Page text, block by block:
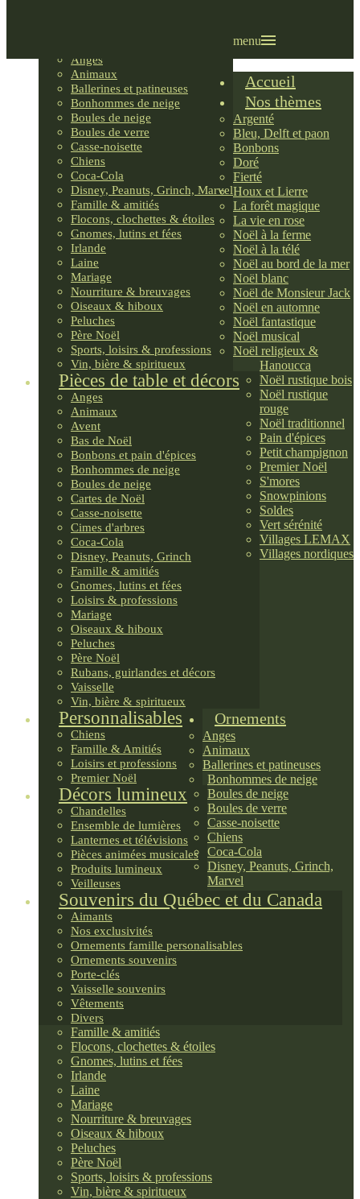
Anges
Animaux
Ballerines et patineuses
Bonhommes de neige
Boules de neige
Boules de verre
Casse-noisette
Chiens
Coca-Cola
Disney, Peanuts, Grinch, Marvel
Famille & amitiés
Flocons, clochettes & étoiles
Gnomes, lutins et fées
Irlande
Laine
Mariage
Nourriture & breuvages
Oiseaux & hiboux
Peluches
Père Noël
Sports, loisirs & professions
Vin, bière & spiritueux
Pièces de table et décors
Anges
Animaux
Avent
Bas de Noël
Bonbons et pain d'épices
Bonhommes de neige
Boules de neige
Cartes de Noël
Casse-noisette
Cimes d'arbres
Coca-Cola
Disney, Peanuts, Grinch
Famille & amitiés
Gnomes, lutins et fées
Loisirs & professions
Mariage
Oiseaux & hiboux
Peluches
Père Noël
Rubans, guirlandes et décors
Vaisselle
Vin, bière & spiritueux
Personnalisables
Chiens
Famille & Amitiés
Loisirs et professions
Premier Noël
Décors lumineux
Chandelles
Ensemble de lumières
Lanternes et télévisions
Pièces animées musicales
Produits lumineux
Veilleuses
Souvenirs du Québec et du Canada
Aimants
Nos exclusivités
Ornements famille personalisables
Ornements souvenirs
Porte-clés
Vaisselle souvenirs
Vêtements
Divers
menu
Accueil
Nos thèmes
Argenté
Bleu, Delft et paon
Bonbons
Doré
Fierté
Houx et Lierre
La forêt magique
La vie en rose
Noël à la ferme
Noël à la télé
Noël au bord de la mer
Noël blanc
Noël de Monsieur Jack
Noël en automne
Noël fantastique
Noël musical
Noël religieux &
Hanoucca
Noël rustique bois
Noël rustique
rouge
Noël traditionnel
Pain d'épices
Petit champignon
Premier Noël
S'mores
Snowpinions
Soldes
Vert sérénité
Villages LEMAX
Villages nordiques
Ornements
Anges
Animaux
Ballerines et patineuses
Bonhommes de neige
Boules de neige
Boules de verre
Casse-noisette
Chiens
Coca-Cola
Disney, Peanuts, Grinch,
Marvel
Famille & amitiés
Flocons, clochettes & étoiles
Gnomes, lutins et fées
Irlande
Laine
Mariage
Nourriture & breuvages
Oiseaux & hiboux
Peluches
Père Noël
Sports, loisirs & professions
Vin, bière & spiritueux